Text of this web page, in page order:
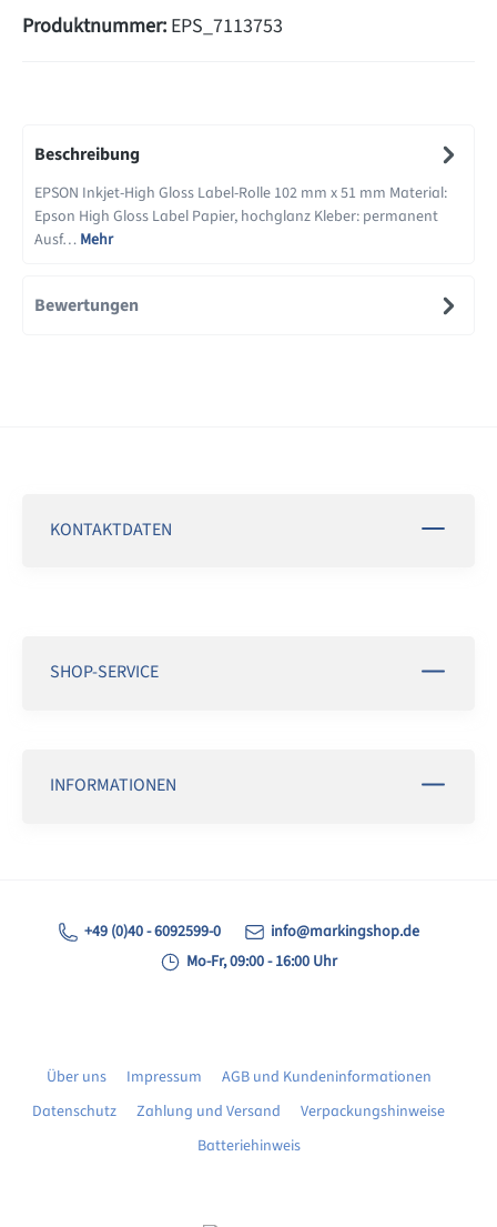
Produktnummer: EPS_7113753
Beschreibung
EPSON Inkjet-High Gloss Label-Rolle 102 mm x 51 mm Material:
Epson High Gloss Label Papier, hochglanz Kleber: permanent
Ausf… Mehr
Bewertungen
KONTAKTDATEN
SHOP-SERVICE
INFORMATIONEN
+49 (0)40 - 6092599-0
info@markingshop.de
Mo-Fr, 09:00 - 16:00 Uhr
Über uns Impressum
AGB und Kundeninformationen
Datenschutz
Zahlung und Versand
Verpackungshinweise
Batteriehinweis